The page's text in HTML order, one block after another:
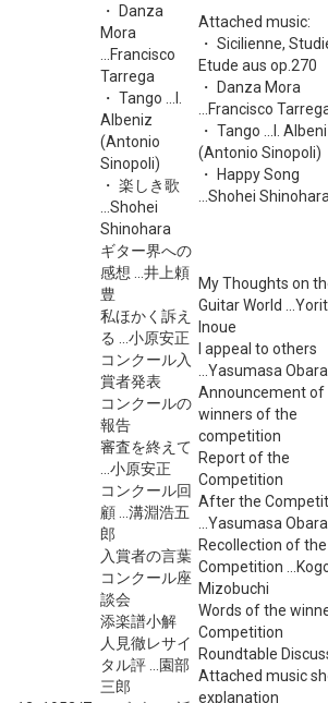
・ Danza
Mora
...Francisco
Tarrega
・ Tango ...I.
Albeniz
(Antonio
Sinopoli)
・ 楽しき歌
...Shohei
Shinohara
Attached music:
・ Sicilienne,
Etude aus op.270
・ Danza Mora
...Francisco
・ Tango ...I.
(Antonio Sinopoli)
・ Happy Song
...Shohei
ギター界への
感想 ...井上頼
豊
私ほかく訴え
る ...小原安正
コンクール入
賞者発表
コンクールの
報告
審査を終えて
...小原安正
コンクール回
顧 ...溝淵浩五
郎
入賞者の言葉
コンクール座
談会
添楽譜小解
人見徹レサイ
タル評 ...園部
三郎
My Thoughts on
Guitar World
Inoue
I appeal to others
...Yasumasa Obara
Announcement of
winners of the
competition
Report of the
Competition
After the
...Yasumasa Obara
Recollection of the
Competition
Mizobuchi
Words of the
Competition
Roundtable
Attached music
explanation